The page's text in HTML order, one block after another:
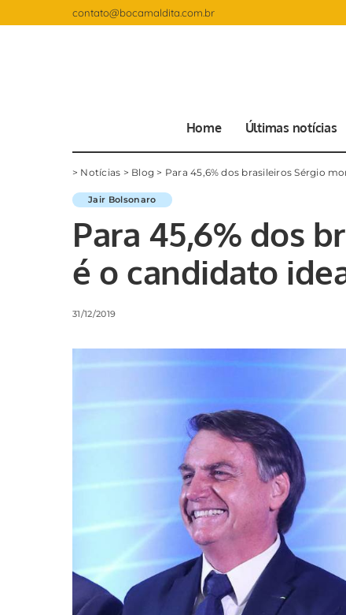
contato@bocamaldita.com.br
Home Últimas notícias
> Notícias > Blog > Para 45,6% dos brasileiros Sérgio
Jair Bolsonaro
Para 45,6% dos
é o candidato
31/12/2019